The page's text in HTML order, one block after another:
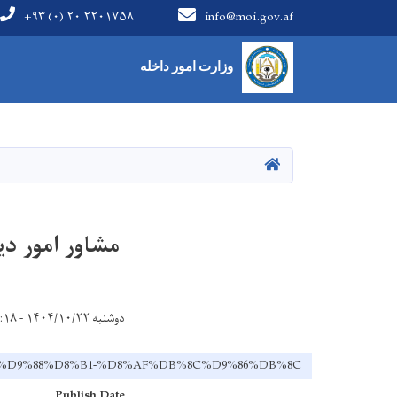
info@moi.gov.af +۹۳ (۰) ۲۰ ۲۲۰۱۷۵۸
وزارت امور داخلهMain Menu
HOME
مشاور امور
دوشنبه ۱۴۰۴/۱۰/۲۲ - ۱۱:۱۸
%D8%AF%DB%8C%D9%86%DB%8C